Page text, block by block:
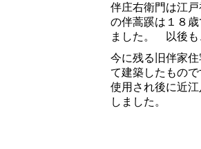
伴庄右衛門は江
の伴蒿蹊は１８
ました。 以後も
今に残る旧伴家
て建築したもの
使用され後に近
しました。